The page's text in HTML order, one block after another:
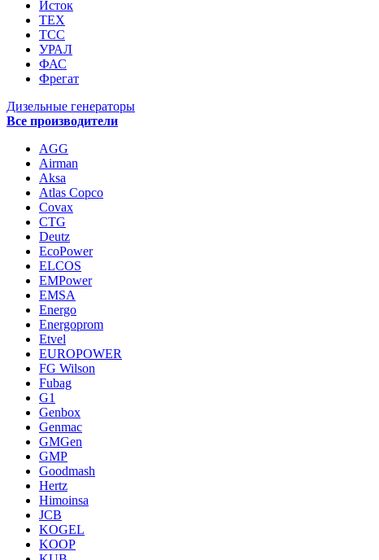
Исток
ТЕХ
ТСС
УРАЛ
ФАС
Фрегат
Дизельные генераторы
Все производители
AGG
Airman
Aksa
Atlas Copco
Covax
CTG
Deutz
EcoPower
ELCOS
EMPower
EMSA
Energo
Energoprom
Etvel
EUROPOWER
FG Wilson
Fubag
G1
Genbox
Genmac
GMGen
GMP
Goodmash
Hertz
Himoinsa
JCB
KOGEL
KOOP